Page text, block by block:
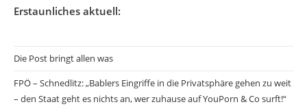
Erstaunliches aktuell:
Die Post bringt allen was
FPÖ – Schnedlitz: „Bablers Eingriffe in die Privatsphäre gehen zu weit
– den Staat geht es nichts an, wer zuhause auf YouPorn & Co surft!“